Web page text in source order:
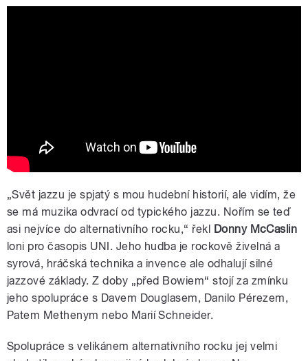
„Svět jazzu je spjatý s mou hudební historií, ale vidím, že
se má muzika odvrací od typického jazzu. Nořím se teď
asi nejvíce do alternativního rocku,“ řekl Donny McCaslin
loni pro časopis UNI. Jeho hudba je rockově živelná a
syrová, hráčská technika a invence ale odhalují silné
jazzové základy. Z doby „před Bowiem“ stojí za zmínku
jeho spolupráce s Davem Douglasem, Danilo Pérezem,
Patem Methenym nebo Marií Schneider.
Spolupráce s velikánem alternativního rocku jej velmi